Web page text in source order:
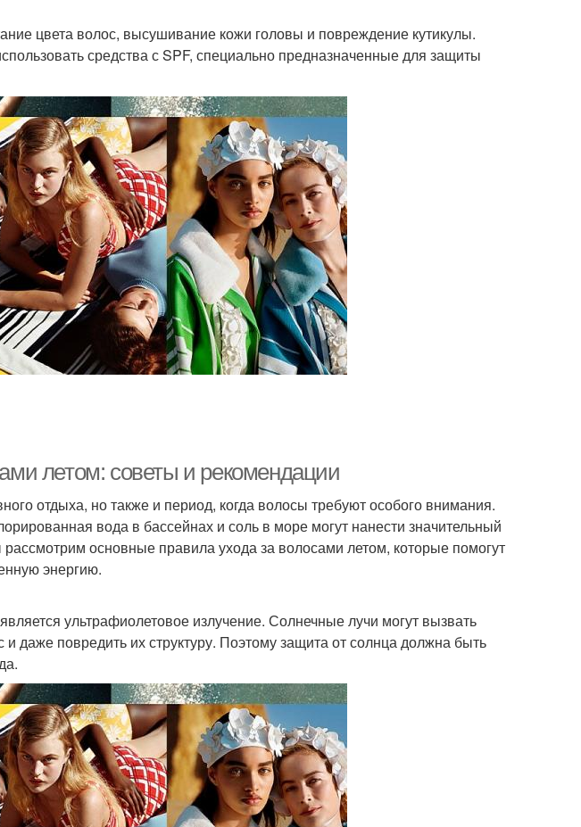
цвета волос, высушивание кожи головы и повреждение кутикулы.
средства с SPF, специально предназначенные для защиты
летом: советы и рекомендации
отдыха, но также и период, когда волосы требуют особого внимания.
вода в бассейнах и соль в море могут нанести значительный
основные правила ухода за волосами летом, которые помогут
энергию.
ультрафиолетовое излучение. Солнечные лучи могут вызвать
даже повредить их структуру. Поэтому защита от солнца должна быть